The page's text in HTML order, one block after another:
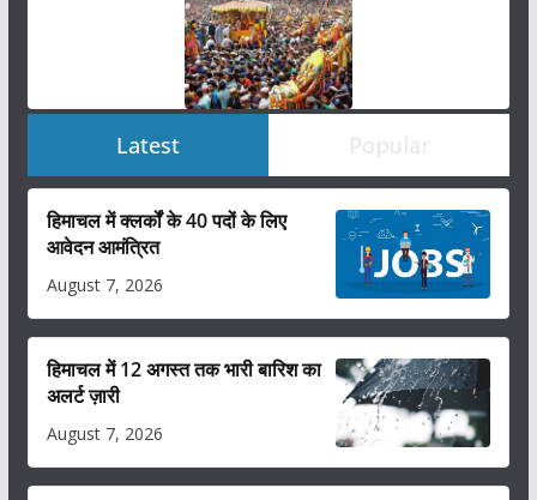
Latest Popular
हिमाचल में क्लर्कों के 40 पदों के लिए
आवेदन आमंत्रित
August 7, 2026
हिमाचल में 12 अगस्त तक भारी बारिश का
अलर्ट ज़ारी
August 7, 2026